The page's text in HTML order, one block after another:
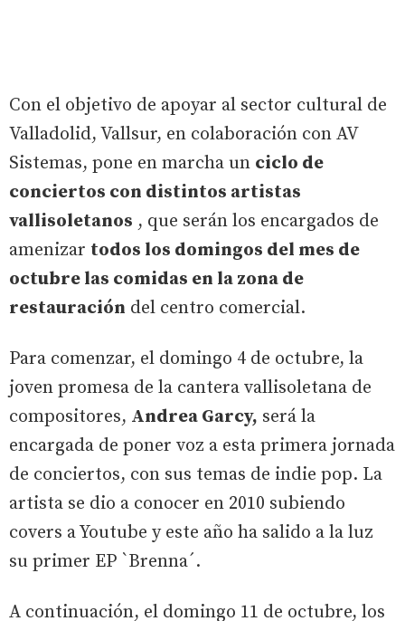
Con el objetivo de apoyar al sector cultural de
Valladolid, Vallsur, en colaboración con AV
Sistemas, pone en marcha un ciclo de
conciertos con distintos artistas
vallisoletanos , que serán los encargados de
amenizar todos los domingos del mes de
octubre las comidas en la zona de
restauración del centro comercial.
Para comenzar, el domingo 4 de octubre, la
joven promesa de la cantera vallisoletana de
compositores, Andrea Garcy, será la
encargada de poner voz a esta primera jornada
de conciertos, con sus temas de indie pop. La
artista se dio a conocer en 2010 subiendo
covers a Youtube y este año ha salido a la luz
su primer EP `Brenna´.
A continuación, el domingo 11 de octubre, los